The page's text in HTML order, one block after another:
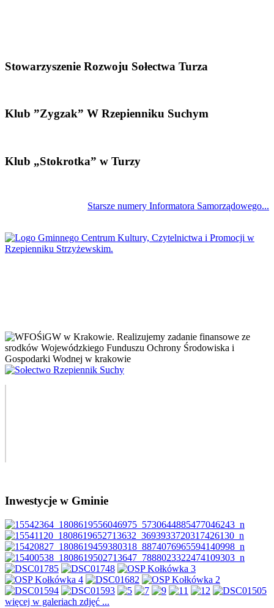
Stowarzyszenie Rozwoju Sołectwa Turza
Klub ”Zygzak” W Rzepienniku Suchym
Klub „Stokrotka” w Turzy
Starsze numery Informatora Samorządowego...
Inwestycje w Gminie
więcej w galeriach zdjęć ...